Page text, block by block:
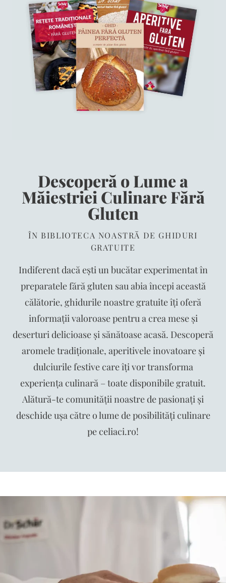
Descoperă o Lume a
Măiestriei Culinare Fără
Gluten
ÎN BIBLIOTECA NOASTRĂ DE GHIDURI
GRATUITE
Indiferent dacă ești un bucătar experimentat în
preparatele fără gluten sau abia începi această
călătorie, ghidurile noastre gratuite îți oferă
informații valoroase pentru a crea mese și
deserturi delicioase și sănătoase acasă. Descoperă
aromele tradiționale, aperitivele inovatoare și
dulciurile festive care îți vor transforma
experiența culinară – toate disponibile gratuit.
Alătură-te comunității noastre de pasionați și
deschide ușa către o lume de posibilități culinare
pe celiaci.ro!